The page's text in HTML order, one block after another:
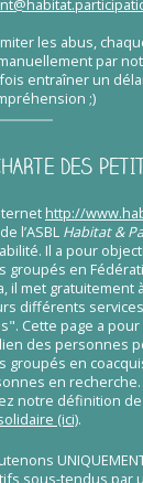
les abus,
par
entraîner un
;)
DES
http://
l’ASBL Habitat &
Il a pour
groupés en
il met gratuitement
différents
Cette page a
des personnes
groupés en
en recherche.
notre définition de
(ici).
sous-tendus par